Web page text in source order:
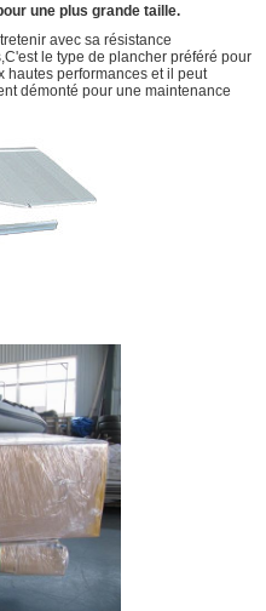
une plus grande taille.
avec sa résistance
le type de plancher préféré pour
hautes performances et il peut
démonté pour une maintenance